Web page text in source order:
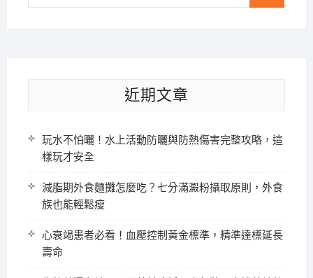
近期文章
玩水不怕曬！水上活動防曬與防熱傷害完整攻略，這
樣玩才安全
減脂期外食麵攤怎麼吃？七分滿澱粉攝取原則，外食
族也能輕鬆瘦
心衰竭患者必看！血壓控制黃金標準，精準達標延長
壽命